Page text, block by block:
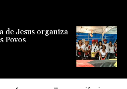
de Jesus organiza
Povos